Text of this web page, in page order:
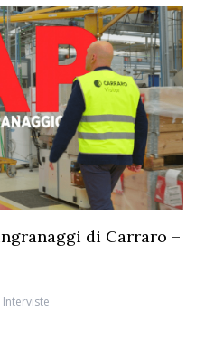
di Carraro –
Interviste